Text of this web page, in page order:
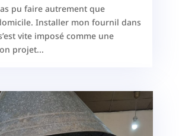
pu faire autrement que
Installer mon fournil dans
vite imposé comme une
projet...